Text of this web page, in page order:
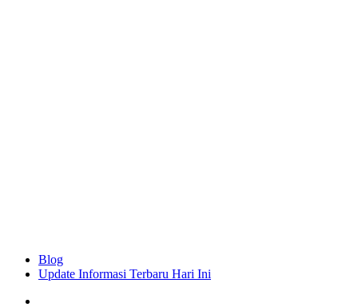
Blog
Update Informasi Terbaru Hari Ini